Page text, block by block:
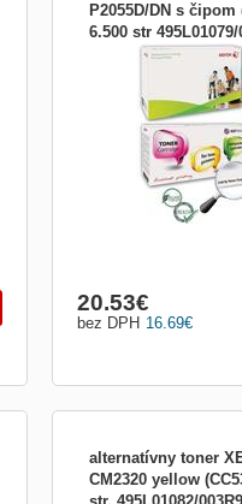
P2055D/DN s čipom
6.500 str 495L01079/
pre HP LJ P2055 d,dn s
16.69€
bez DPH
20.53€
alternatívny toner
CM2320 yellow